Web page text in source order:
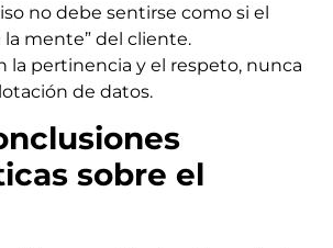
no debe sentirse como si el
la mente” del cliente.
la pertinencia y el respeto, nunca
de datos.
sobre el